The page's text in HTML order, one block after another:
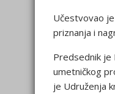
Učestvovao
priznanja i
Predsednik je
umetničkog
je Udruženja